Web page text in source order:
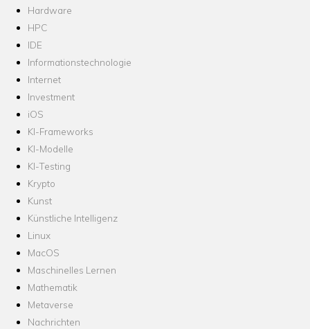
Hardware
HPC
IDE
Informationstechnologie
Internet
Investment
iOS
KI-Frameworks
KI-Modelle
KI-Testing
Krypto
Kunst
Künstliche Intelligenz
Linux
MacOS
Maschinelles Lernen
Mathematik
Metaverse
Nachrichten